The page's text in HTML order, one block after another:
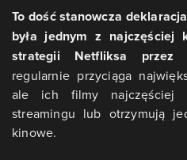
To dość stanowcza
była jednym z najczęściej
strategii Netfliksa przez
regularnie przyciąga
ale ich filmy najczęściej
streamingu lub otrzymują
kinowe.